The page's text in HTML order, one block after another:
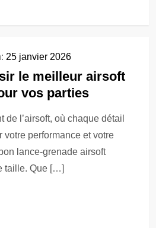
25 janvier 2026
le meilleur airsoft
vos parties
de l’airsoft, où chaque détail
votre performance et votre
lance-grenade airsoft
taille. Que […]